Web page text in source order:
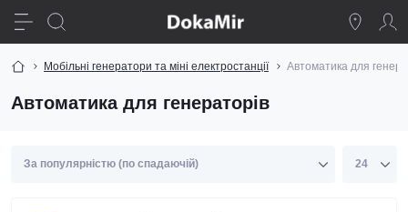
Мобільні генератори та міні електростанції Автоматика для
Автоматика для генераторів